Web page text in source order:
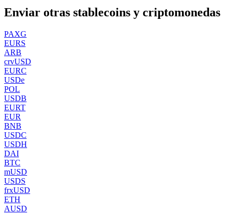
Enviar otras stablecoins y criptomonedas
PAXG
EURS
ARB
crvUSD
EURC
USDe
POL
USDB
EURT
EUR
BNB
USDC
USDH
DAI
BTC
mUSD
USDS
frxUSD
ETH
AUSD